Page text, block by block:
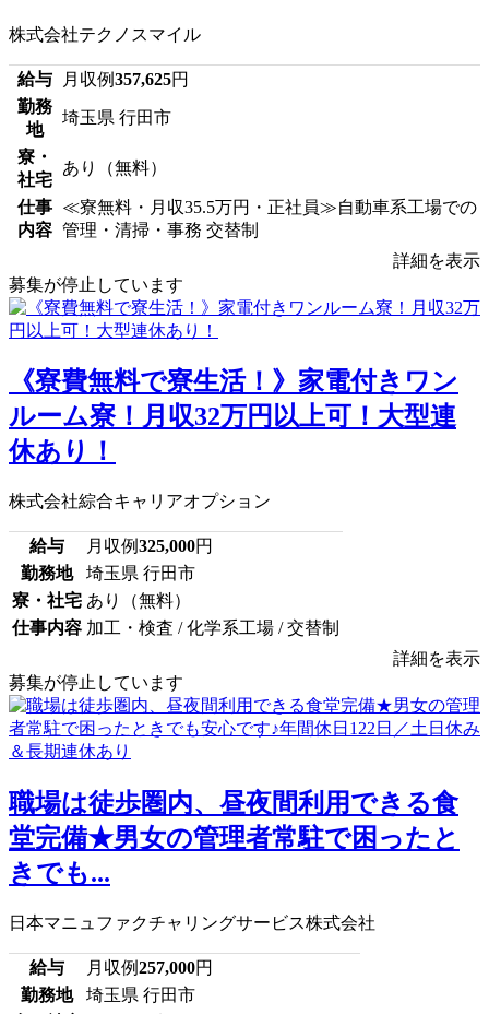
株式会社テクノスマイル
給与 月収例357,625円
勤務
地
埼玉県 行田市
寮・
社宅
あり（無料）
仕事
内容
≪寮無料・月収35.5万円・正社員≫自動車系工場での
管理・清掃・事務 交替制
詳細を表示
募集が停止しています
《寮費無料で寮生活！》家電付きワン
ルーム寮！月収32万円以上可！大型連
休あり！
株式会社綜合キャリアオプション
給与 月収例325,000円
勤務地
埼玉県 行田市
寮・社宅 あり（無料）
仕事内容 加工・検査 / 化学系工場 / 交替制
詳細を表示
募集が停止しています
職場は徒歩圏内、昼夜間利用できる食
堂完備★男女の管理者常駐で困ったと
きでも...
日本マニュファクチャリングサービス株式会社
給与 月収例257,000円
勤務地
埼玉県 行田市